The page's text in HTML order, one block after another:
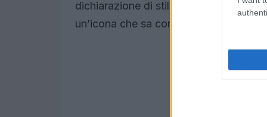
dichiarazione di stile. Ma c’è di più!
un’icona che sa come trasformare